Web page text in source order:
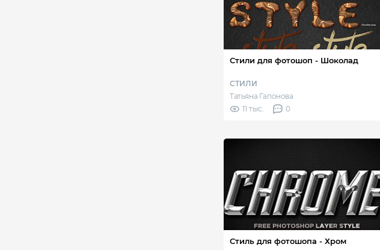
Стили для фотошоп - Шоколад
СТИЛИ
Татьяна Гапонова
11 тыс.
0
Стиль для фотошопа - Хром